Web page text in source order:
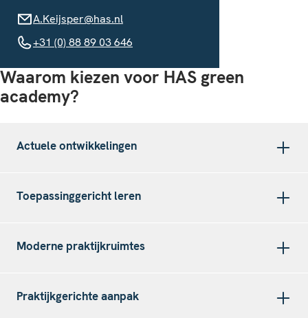
A.Keijsper@has.nl
A.Keijsper@has.nl
+31 (0) 88 89 03 646
+31 (0) 88 89 03 646
Waarom kiezen voor HAS green
academy?
Actuele ontwikkelingen
Toepassinggericht leren
Moderne praktijkruimtes
Praktijkgerichte aanpak